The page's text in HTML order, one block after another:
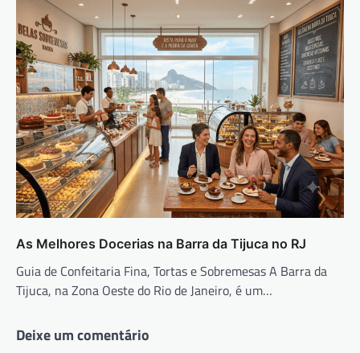
As Melhores Docerias na Barra da Tijuca no RJ
Guia de Confeitaria Fina, Tortas e Sobremesas A Barra da
Tijuca, na Zona Oeste do Rio de Janeiro, é um…
Deixe um comentário